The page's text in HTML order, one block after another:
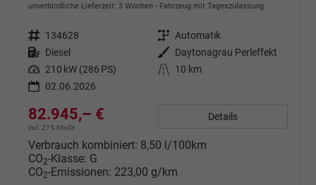
unverbindliche Lieferzeit: 3 Wochen Fahrzeug mit Tageszulassung
Fahrzeugnr. 134628 Getriebe Automatik
Kraftstoff Diesel Außenfarbe Daytonagrau Perleffekt
Leistung 210 kW (286 PS) Kilometerstand
10 km
02.06.2026
82.945,– €
incl. 21% MwSt.
Details
Verbrauch kombiniert: 8,50 l/100km
CO2-Klasse: G
CO2-Emissionen: 223,00 g/km